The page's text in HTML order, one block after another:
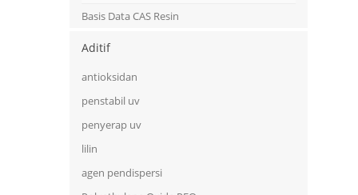
Basis Data CAS Resin
Aditif
antioksidan
penstabil uv
penyerap uv
lilin
agen pendispersi